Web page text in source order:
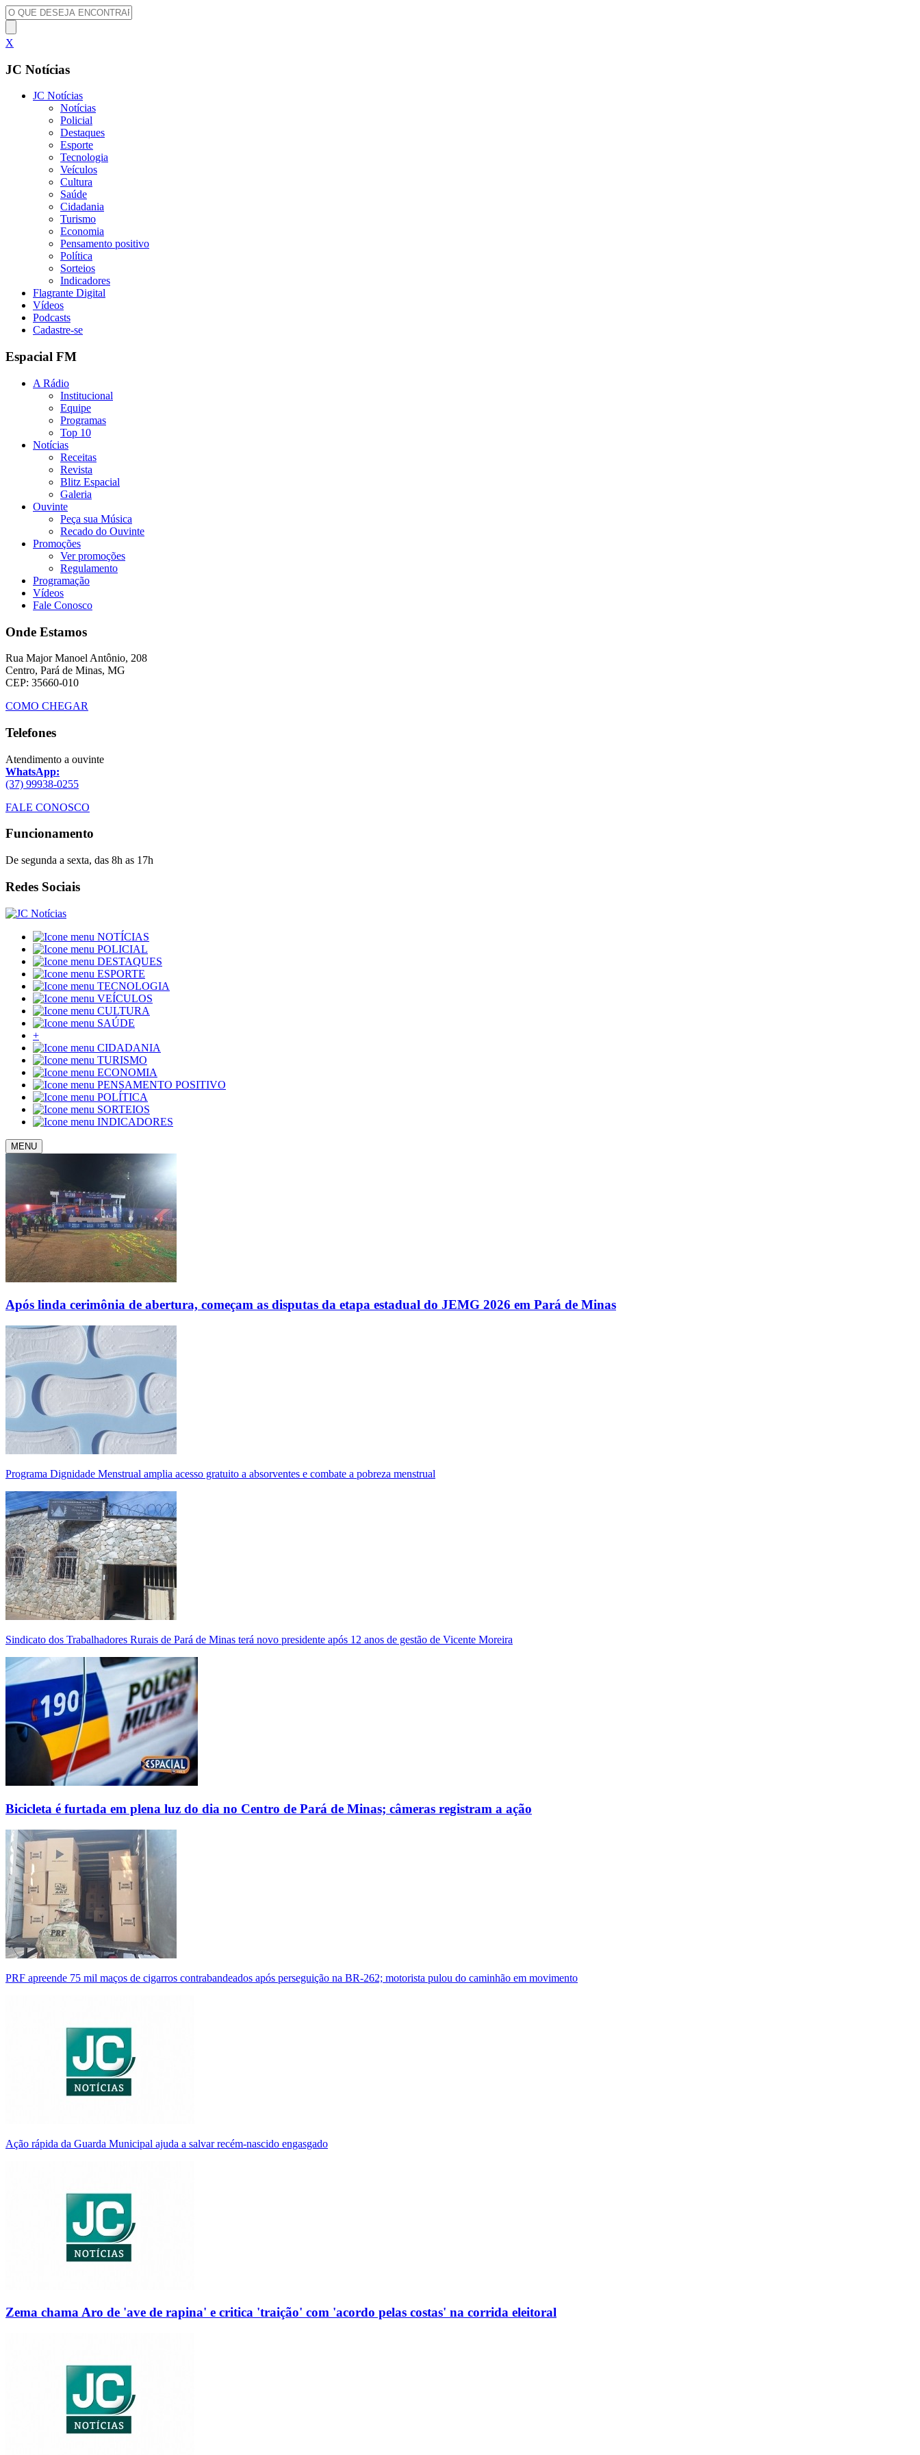
X
JC Notícias
JC Notícias
Notícias
Policial
Destaques
Esporte
Tecnologia
Veículos
Cultura
Saúde
Cidadania
Turismo
Economia
Pensamento positivo
Política
Sorteios
Indicadores
Flagrante Digital
Vídeos
Podcasts
Cadastre-se
Espacial FM
A Rádio
Institucional
Equipe
Programas
Top 10
Notícias
Receitas
Revista
Blitz Espacial
Galeria
Ouvinte
Peça sua Música
Recado do Ouvinte
Promoções
Ver promoções
Regulamento
Programação
Vídeos
Fale Conosco
Onde Estamos
Rua Major Manoel Antônio, 208
Centro, Pará de Minas, MG
CEP: 35660-010
COMO CHEGAR
Telefones
Atendimento a ouvinte
WhatsApp:
(37) 99938-0255
FALE CONOSCO
Funcionamento
De segunda a sexta, das 8h as 17h
Redes Sociais
NOTÍCIAS
POLICIAL
DESTAQUES
ESPORTE
TECNOLOGIA
VEÍCULOS
CULTURA
SAÚDE
+
CIDADANIA
TURISMO
ECONOMIA
PENSAMENTO POSITIVO
POLÍTICA
SORTEIOS
INDICADORES
MENU
Após linda cerimônia de abertura, começam as disputas da etapa estadual do JEMG 2026 em Pará de Minas
Programa Dignidade Menstrual amplia acesso gratuito a absorventes e combate a pobreza menstrual
Sindicato dos Trabalhadores Rurais de Pará de Minas terá novo presidente após 12 anos de gestão de Vicente Moreira
Bicicleta é furtada em plena luz do dia no Centro de Pará de Minas; câmeras registram a ação
PRF apreende 75 mil maços de cigarros contrabandeados após perseguição na BR-262; motorista pulou do caminhão em movimento
Ação rápida da Guarda Municipal ajuda a salvar recém-nascido engasgado
Zema chama Aro de 'ave de rapina' e critica 'traição' com 'acordo pelas costas' na corrida eleitoral